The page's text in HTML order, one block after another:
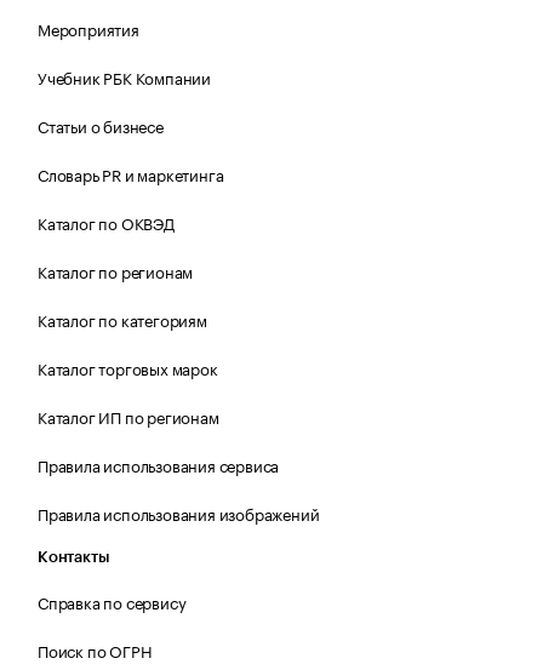
Мероприятия
Учебник РБК Компании
Статьи о бизнесе
Словарь PR и маркетинга
Каталог по ОКВЭД
Каталог по регионам
Каталог по категориям
Каталог торговых марок
Каталог ИП по регионам
Правила использования сервиса
Правила использования изображений
Контакты
Справка по сервису
Поиск по ОГРН